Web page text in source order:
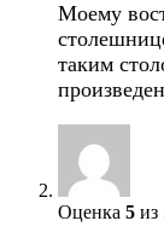
Моему
таким
Оценка 5 из